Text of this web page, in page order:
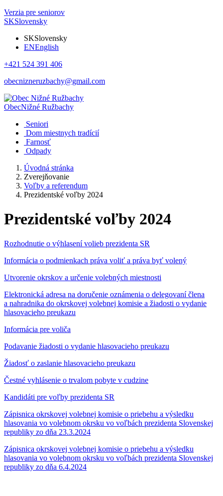
Verzia pre seniorov
SKSlovensky
SKSlovensky
ENEnglish
+421 524 391 406
obecnizneruzbachy@gmail.com
ObecNižné Ružbachy
Seniori
Dom miestnych tradícií
Farnosť
Odpady
Úvodná stránka
Zverejňovanie
Voľby a referendum
Prezidentské voľby 2024
Prezidentské voľby 2024
Rozhodnutie o výhlasení volieb prezidenta SR
Informácia o podmienkach práva voliť a práva byť volený
Utvorenie okrskov a určenie volebných miestnosti
Elektronická adresa na doručenie oznámenia o delegovaní člena
a nahradnika do okrskovej volebnej komisie a žiadosti o vydanie
hlasovacieho preukazu
Informácia pre voliča
Podavanie žiadosti o vydanie hlasovacieho preukazu
Žiadosť o zaslanie hlasovacieho preukazu
Čestné vyhlásenie o trvalom pobyte v cudzine
Kandidáti pre voľby prezidenta SR
Zápisnica okrskovej volebnej komisie o priebehu a výsledku
hlasovania vo volebnom okrsku vo voľbách prezidenta Slovenskej
republiky zo dňa 23.3.2024
Zápisnica okrskovej volebnej komisie o priebehu a výsledku
hlasovania vo volebnom okrsku vo voľbách prezidenta Slovenskej
republiky zo dňa 6.4.2024